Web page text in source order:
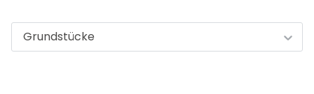
Grundstücke
Grundstücke